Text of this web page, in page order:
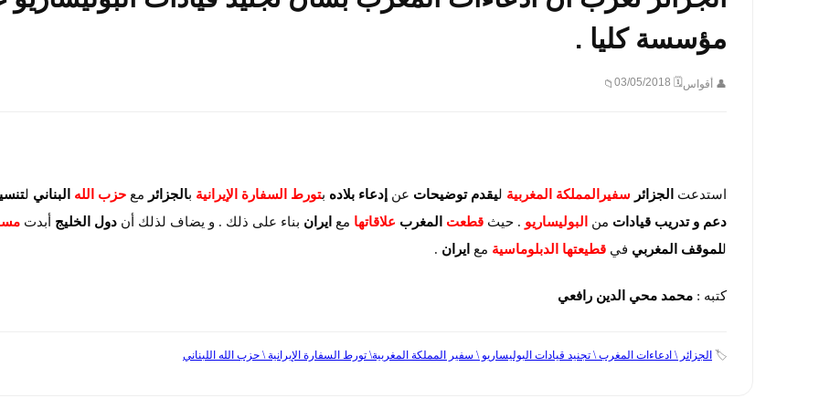
مؤسسة كليا .
👤 أقواس🗓 03/05/2018
📁
استدعت الجزائر سفيرالمملكة المغربية ليقدم توضيحات عن إدعاء بلاده بتورط السفارة الإيرانية بالجزائر مع حزب لله البناني ل
دعم و تدريب قيادات من البوليساريو . حيث قطعت المغرب علاقاتها مع ايران بناء على ذلك . و يضاف لذلك أن دول الخليج أبدت
للموقف المغربي في قطيعتها الدبلوماسية مع ايران .
كتبه : محمد محي الدين رافعي
🏷️ الجزائر \ ادعاءات المغرب \ تجنيد قيادات البوليساريو \ سفير المملكة المغربية\ تورط السفارة الإيرانية \ حزب الله اللبناني